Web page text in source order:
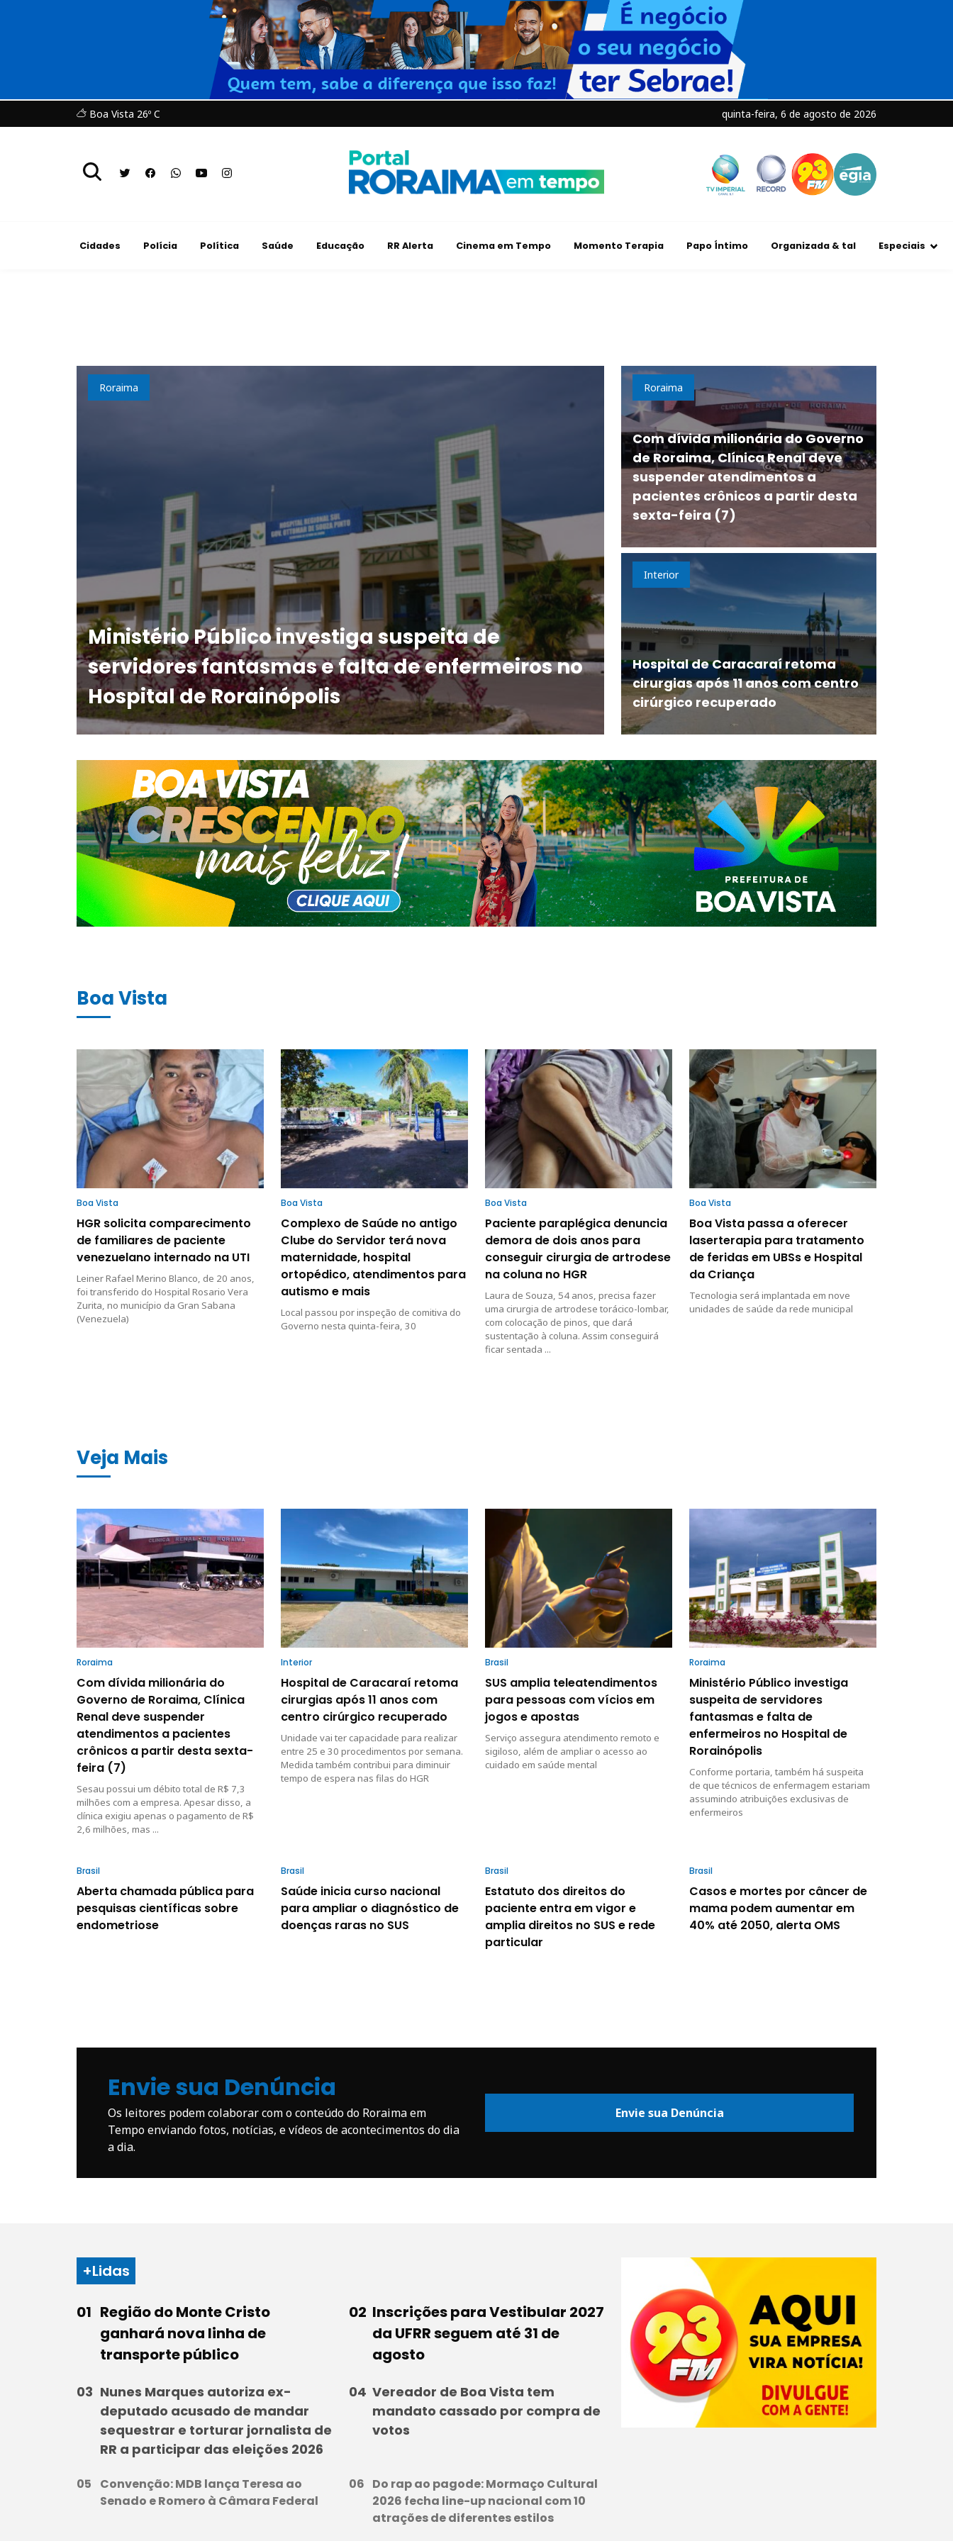
Boa Vista 26º C quinta-feira, 6 de agosto de 2026
Cidades Polícia Política Saúde Educação RR Alerta Cinema em Tempo Momento Terapia Papo Íntimo Organizada & tal Especiais
Roraima
Ministério Público investiga suspeita de
servidores fantasmas e falta de enfermeiros no
Hospital de Rorainópolis
Roraima
Com dívida milionária do Governo
de Roraima, Clínica Renal deve
suspender atendimentos a
pacientes crônicos a partir desta
sexta-feira (7)
Interior
Hospital de Caracaraí retoma
cirurgias após 11 anos com centro
cirúrgico recuperado
Boa Vista
Boa Vista
HGR solicita comparecimento
de familiares de paciente
venezuelano internado na UTI
Leiner Rafael Merino Blanco, de 20 anos,
foi transferido do Hospital Rosario Vera
Zurita, no município da Gran Sabana
(Venezuela)
Boa Vista
Complexo de Saúde no antigo
Clube do Servidor terá nova
maternidade, hospital
ortopédico, atendimentos para
autismo e mais
Local passou por inspeção de comitiva do
Governo nesta quinta-feira, 30
Boa Vista
Paciente paraplégica denuncia
demora de dois anos para
conseguir cirurgia de artrodese
na coluna no HGR
Laura de Souza, 54 anos, precisa fazer
uma cirurgia de artrodese torácico-lombar,
com colocação de pinos, que dará
sustentação à coluna. Assim conseguirá
ficar sentada ...
Boa Vista
Boa Vista passa a oferecer
laserterapia para tratamento
de feridas em UBSs e Hospital
da Criança
Tecnologia será implantada em nove
unidades de saúde da rede municipal
Veja Mais
Roraima
Com dívida milionária do
Governo de Roraima, Clínica
Renal deve suspender
atendimentos a pacientes
crônicos a partir desta sexta-
feira (7)
Sesau possui um débito total de R$ 7,3
milhões com a empresa. Apesar disso, a
clínica exigiu apenas o pagamento de R$
2,6 milhões, mas ...
Interior
Hospital de Caracaraí retoma
cirurgias após 11 anos com
centro cirúrgico recuperado
Unidade vai ter capacidade para realizar
entre 25 e 30 procedimentos por semana.
Medida também contribui para diminuir
tempo de espera nas filas do HGR
Brasil
SUS amplia teleatendimentos
para pessoas com vícios em
jogos e apostas
Serviço assegura atendimento remoto e
sigiloso, além de ampliar o acesso ao
cuidado em saúde mental
Roraima
Ministério Público investiga
suspeita de servidores
fantasmas e falta de
enfermeiros no Hospital de
Rorainópolis
Conforme portaria, também há suspeita
de que técnicos de enfermagem estariam
assumindo atribuições exclusivas de
enfermeiros
Brasil
Aberta chamada pública para
pesquisas científicas sobre
endometriose
Brasil
Saúde inicia curso nacional
para ampliar o diagnóstico de
doenças raras no SUS
Brasil
Estatuto dos direitos do
paciente entra em vigor e
amplia direitos no SUS e rede
particular
Brasil
Casos e mortes por câncer de
mama podem aumentar em
40% até 2050, alerta OMS
Envie sua Denúncia
Os leitores podem colaborar com o conteúdo do Roraima em
Tempo enviando fotos, notícias, e vídeos de acontecimentos do dia
a dia.
Envie sua Denúncia
+Lidas
Região do Monte Cristo
ganhará nova linha de
transporte público
Inscrições para Vestibular 2027
da UFRR seguem até 31 de
agosto
Nunes Marques autoriza ex-
deputado acusado de mandar
sequestrar e torturar jornalista de
RR a participar das eleições 2026
Vereador de Boa Vista tem
mandato cassado por compra de
votos
Convenção: MDB lança Teresa ao
Senado e Romero à Câmara Federal
Do rap ao pagode: Mormaço Cultural
2026 fecha line-up nacional com 10
atrações de diferentes estilos